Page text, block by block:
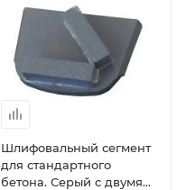
Шлифовальный сегмент
для стандартного
бетона. Серый с двумя